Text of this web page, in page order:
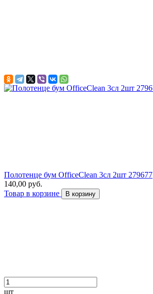
Полотенце бум OfficeClean 3сл 2шт 279677
140,00 руб.
Товар в корзине
В корзину
шт